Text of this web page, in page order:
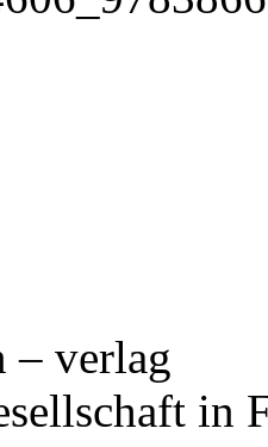
– verlag
in